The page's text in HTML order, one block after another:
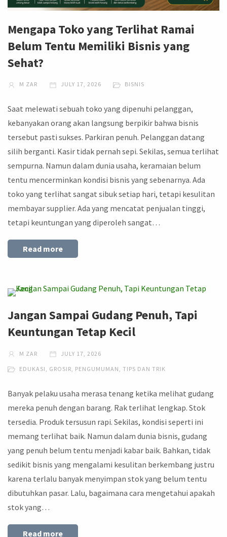
Mengapa Toko yang Terlihat Ramai
Belum Tentu Memiliki Bisnis yang
Sehat?
M ZAR JULY 17, 2026 BISNIS
Saat melewati sebuah toko yang dipenuhi pelanggan,
kebanyakan orang akan langsung berpikir bahwa bisnis
tersebut pasti sukses. Parkiran penuh. Pelanggan datang
silih berganti. Kasir tidak pernah sepi. Sekilas, semua terlihat
sempurna. Namun dalam dunia usaha, keramaian belum
tentu mencerminkan kondisi bisnis yang sebenarnya. Ada
toko yang terlihat sangat sibuk setiap hari, tetapi kesulitan
membayar supplier. Ada yang mencatat penjualan tinggi,
tetapi keuntungan yang diperoleh sangat…
Read more
Jangan Sampai Gudang Penuh, Tapi
Keuntungan Tetap Kecil
M ZAR JULY 17, 2026
EDUKASI GROSIR PENGUMUMAN TIPS DAN TRIK
Banyak pelaku usaha merasa tenang ketika melihat gudang
mereka penuh dengan barang. Rak terlihat lengkap. Stok
tersedia. Produk tersusun rapi. Sekilas, kondisi seperti ini
memang terlihat baik. Namun dalam dunia bisnis, gudang
yang penuh belum tentu menjadi kabar baik. Bahkan, tidak
sedikit bisnis yang mengalami kesulitan berkembang justru
karena terlalu banyak menyimpan stok yang belum tentu
dibutuhkan pasar. Lalu, bagaimana cara mengetahui apakah
stok yang…
Read more